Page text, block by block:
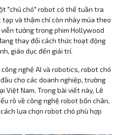
"chú chó" robot có thể tuần tra
và thậm chí còn nhảy múa theo
tưởng trong phim Hollywood
thay đổi cách thức hoạt động
giáo dục đến giải trí.
nghệ AI và robotics, robot chó
cho các doanh nghiệp, trường
Việt Nam. Trong bài viết này, Lê
rõ về công nghệ robot bốn chân,
lựa chọn robot chó phù hợp